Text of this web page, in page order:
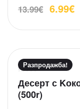
5
е
е
о
н
а
0
о
т
13.99€ 6.99€
Разпродажба!
О
ц
е
Десерт с
(500r)